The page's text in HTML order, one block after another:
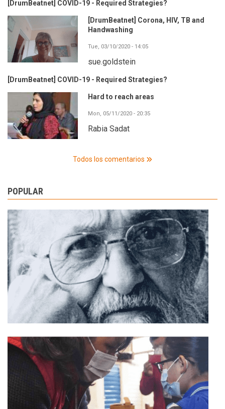
[DrumBeatnet] COVID-19 - Required Strategies?
[DrumBeatnet] Corona, HIV, TB and
Handwashing
Tue, 03/10/2020 - 14:05
sue.goldstein
[DrumBeatnet] COVID-19 - Required Strategies?
Hard to reach areas
Mon, 05/11/2020 - 20:35
Rabia Sadat
Todos los comentarios
POPULAR